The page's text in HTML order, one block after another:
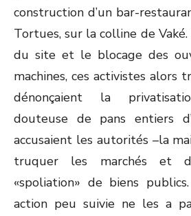
construction d’un bar-
Tortues, sur la colline de
du site et le blocage des
machines, ces activistes alors
dénonçaient la
douteuse de pans entiers
accusaient les autorités –la
truquer les marchés et
«spoliation» de biens
action peu suivie ne les a